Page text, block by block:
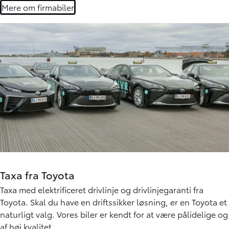
Mere om firmabiler
Taxa fra Toyota
Taxa med elektrificeret drivlinje og drivlinjegaranti fra
Toyota. Skal du have en driftssikker løsning, er en Toyota et
naturligt valg. Vores biler er kendt for at være pålidelige og
af høj kvalitet.